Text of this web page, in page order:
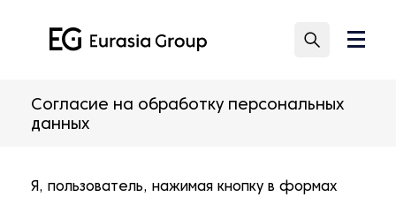
Согласие на обработку персональных
данных
Я, пользователь, нажимая кнопку в формах